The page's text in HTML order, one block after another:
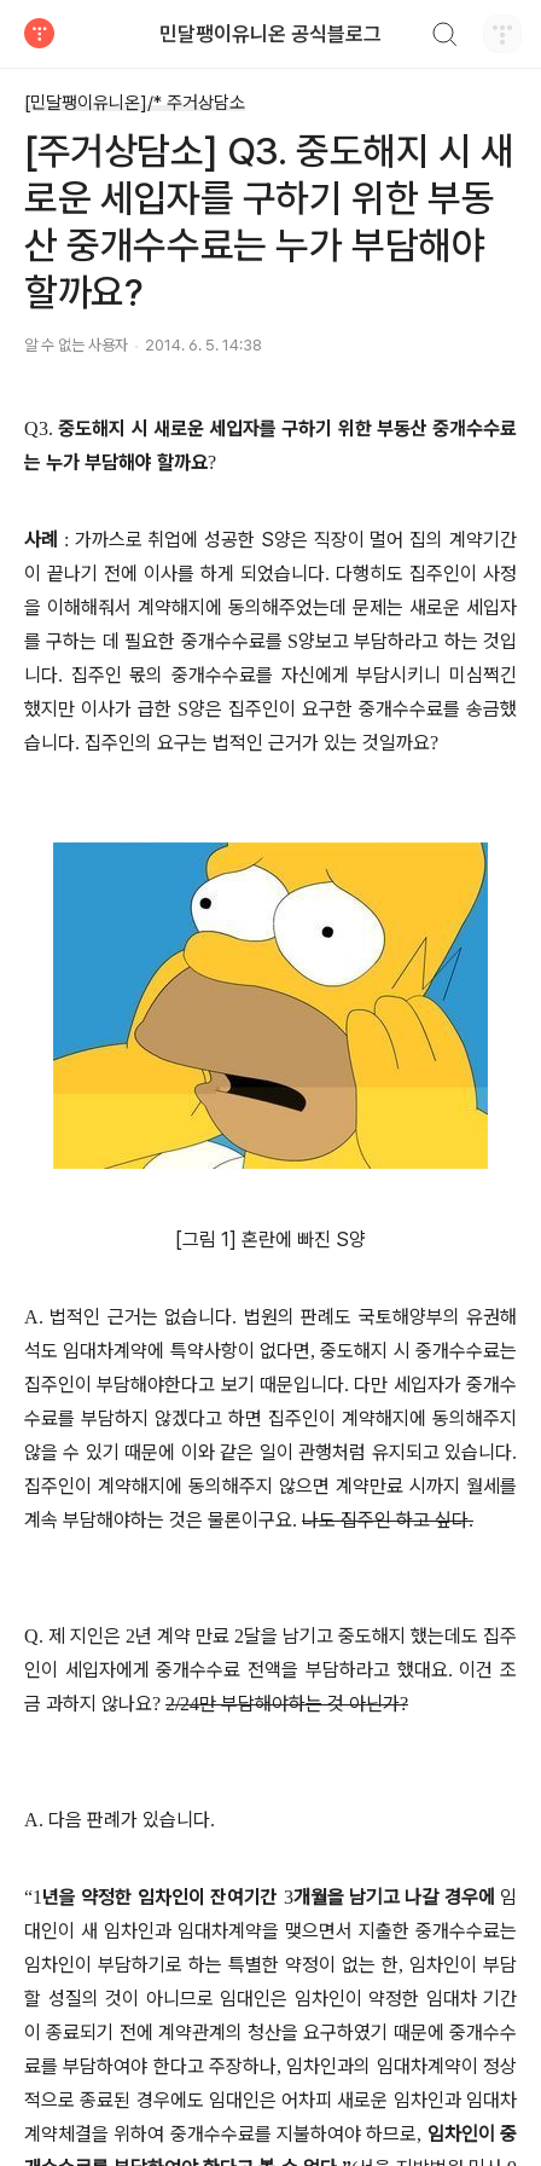
민달팽이유니온 공식블로그
[민달팽이유니온]/* 주거상담소
[주거상담소] Q3. 중도해지 시 새
로운 세입자를 구하기 위한 부동
산 중개수수료는 누가 부담해야
할까요?
알 수 없는 사용자 2014. 6. 5. 14:38
Q3.중도해지 시 새로운 세입자를 구하기 위한 부동산 중개수수료
는 누가 부담해야 할까요?
사례 : 가까스로 취업에 성공한 S양은 직장이 멀어 집의 계약기간
이 끝나기 전에 이사를 하게 되었습니다. 다행히도 집주인이 사정
을 이해해줘서 계약해지에 동의해주었는데 문제는 새로운 세입자
를 구하는 데 필요한 중개수수료를 S양보고 부담하라고 하는 것입
니다. 집주인 몫의 중개수수료를 자신에게 부담시키니 미심쩍긴
했지만 이사가 급한 S양은 집주인이 요구한 중개수수료를 송금했
습니다. 집주인의 요구는 법적인 근거가 있는 것일까요?
[그림 1] 혼란에 빠진 S양
A. 법적인 근거는 없습니다. 법원의 판례도 국토해양부의 유권해
석도 임대차계약에 특약사항이 없다면,중도해지 시 중개수수료는
집주인이 부담해야한다고 보기 때문입니다. 다만 세입자가 중개수
수료를 부담하지 않겠다고 하면 집주인이 계약해지에 동의해주지
않을 수 있기 때문에 이와 같은 일이 관행처럼 유지되고 있습니다.
집주인이 계약해지에 동의해주지 않으면 계약만료 시까지 월세를
계속 부담해야하는 것은 물론이구요. 나도 집주인 하고 싶다.
Q. 제 지인은 2년 계약 만료 2달을 남기고 중도해지 했는데도 집주
인이 세입자에게 중개수수료 전액을 부담하라고 했대요. 이건 조
금 과하지 않나요? 2/24만 부담해야하는 것 아닌가?
A. 다음 판례가 있습니다.
“1 년을 약정한 임차인이 잔여기간 3개월을 남기고 나갈 경우에 임
대인이 새 임차인과 임대차계약을 맺으면서 지출한 중개수수료는
임차인이 부담하기로 하는 특별한 약정이 없는 한, 임차인이 부담
할 성질의 것이 아니므로 임대인은 임차인이 약정한 임대차 기간
이 종료되기 전에 계약관계의 청산을 요구하였기 때문에 중개수수
료를 부담하여야 한다고 주장하나, 임차인과의 임대차계약이 정상
적으로 종료된 경우에도 임대인은 어차피 새로운 임차인과 임대차
계약체결을 위하여 중개수수료를 지불하여야 하므로, 임차인이 중